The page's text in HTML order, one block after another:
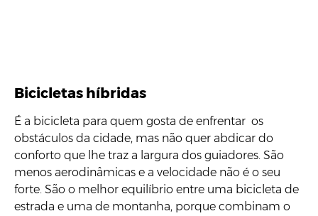
Bicicletas híbridas
É a bicicleta para quem gosta de enfrentar os
obstáculos da cidade, mas não quer abdicar do
conforto que lhe traz a largura dos guiadores. São
menos aerodinâmicas e a velocidade não é o seu
forte. São o melhor equilíbrio entre uma bicicleta de
estrada e uma de montanha, porque combinam o